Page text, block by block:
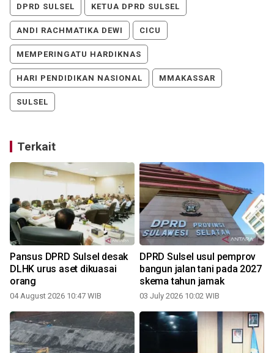
DPRD SULSEL KETUA DPRD SULSEL
ANDI RACHMATIKA DEWI CICU
MEMPERINGATU HARDIKNAS
HARI PENDIDIKAN NASIONAL MMAKASSAR
SULSEL
Terkait
Pansus DPRD Sulsel desak
DLHK urus aset dikuasai
orang
04 August 2026 10:47 WIB
DPRD Sulsel usul pemprov
bangun jalan tani pada 2027
skema tahun jamak
03 July 2026 10:02 WIB